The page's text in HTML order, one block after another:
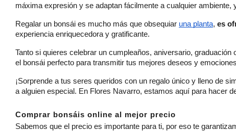
máxima expresión y se adaptan fácilmente a cualquier ambiente,
Regalar un bonsái es mucho más que obsequiar una planta, es
experiencia enriquecedora y gratificante.
Tanto si quieres celebrar un cumpleaños, aniversario,
el bonsái perfecto para transmitir tus mejores deseos y
¡Sorprende a tus seres queridos con un regalo único y lleno de
a alguien especial. En Flores Navarro, estamos aquí para hacer
Comprar bonsáis online al mejor precio
Sabemos que el precio es importante para ti, por eso te